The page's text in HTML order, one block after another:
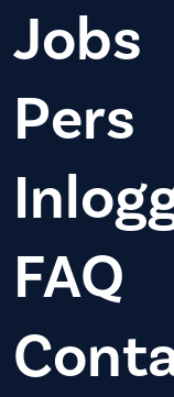
Jobs
Pers
FAQ